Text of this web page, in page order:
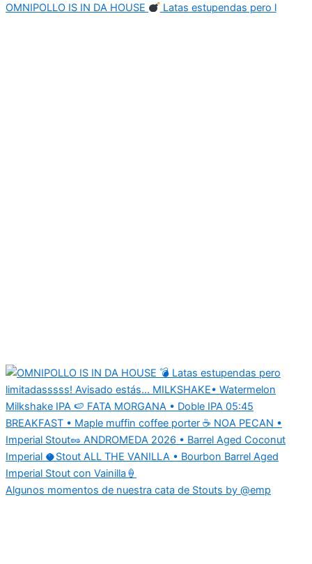
OMNIPOLLO IS IN DA HOUSE Latas estupendas pero l
Algunos momentos de nuestra cata de Stouts by @emp